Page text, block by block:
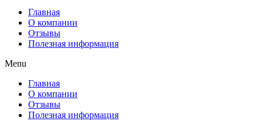
Главная
О компании
Отзывы
Полезная информация
Menu
Главная
О компании
Отзывы
Полезная информация